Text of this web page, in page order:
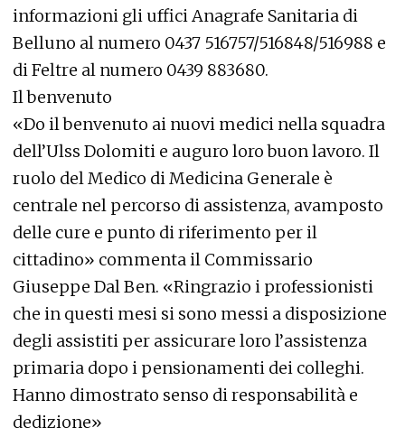
informazioni gli uffici Anagrafe Sanitaria di
Belluno al numero 0437 516757/516848/516988 e
di Feltre al numero 0439 883680.
Il benvenuto
«Do il benvenuto ai nuovi medici nella squadra
dell’Ulss Dolomiti e auguro loro buon lavoro. Il
ruolo del Medico di Medicina Generale è
centrale nel percorso di assistenza, avamposto
delle cure e punto di riferimento per il
cittadino» commenta il Commissario
Giuseppe Dal Ben. «Ringrazio i professionisti
che in questi mesi si sono messi a disposizione
degli assistiti per assicurare loro l’assistenza
primaria dopo i pensionamenti dei colleghi.
Hanno dimostrato senso di responsabilità e
dedizione»